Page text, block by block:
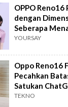
OPPO Reno16
dengan
Seberapa
YOURSAY
Oppo Reno16
Pecahkan
Satukan
Perplexity
TEKNO